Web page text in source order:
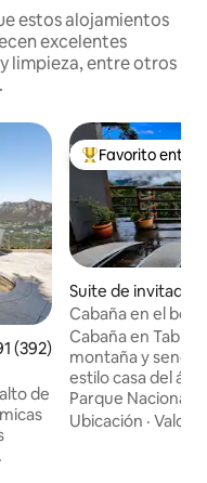
estos alojamientos
excelentes
limpieza, entre otros
promedio: 4,91 de
(392)
de
Favorito entre
Favorito entre
Suite de invitados
da independiente
Bay
Cabaña en el
Cabaña en Table
montaña y senderismo
estilo casa del
Parque Nacional
recámaras
Ubicación ·Valor